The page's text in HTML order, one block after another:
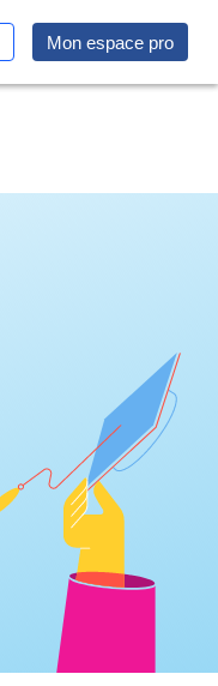
Mon espace pro